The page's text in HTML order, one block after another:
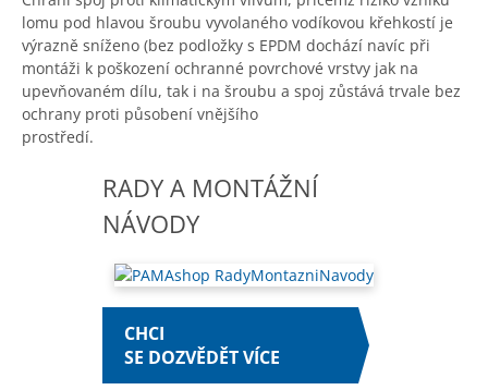
lomu pod hlavou šroubu vyvolaného vodíkovou křehkostí je
výrazně sníženo (bez podložky s EPDM dochází navíc při
montáži k poškození ochranné povrchové vrstvy jak na
upevňovaném dílu, tak i na šroubu a spoj zůstává trvale bez
ochrany proti působení vnějšího
prostředí.
RADY A MONTÁŽNÍ
NÁVODY
CHCI
SE DOZVĚDĚT VÍCE